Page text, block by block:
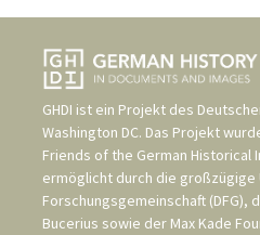
GHDI ist ein Projekt des
Washington DC. Das Projekt
Friends of the German Historical
ermöglicht durch die
Forschungsgemeinschaft (DFG),
Bucerius sowie der Max Kade